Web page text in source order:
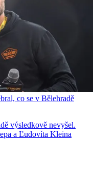
co se v Bělehradě
výsledkově nevyšel.
a Ľudovíta Kleina